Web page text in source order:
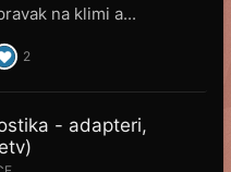
na klimi a...
2
- adapteri,